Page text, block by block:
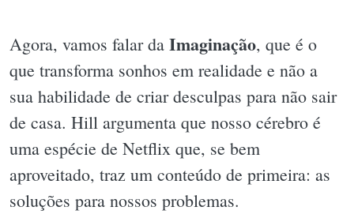
Agora, vamos falar da Imaginação, que é o
que transforma sonhos em realidade e não a
sua habilidade de criar desculpas para não sair
de casa. Hill argumenta que nosso cérebro é
uma espécie de Netflix que, se bem
aproveitado, traz um conteúdo de primeira: as
soluções para nossos problemas.